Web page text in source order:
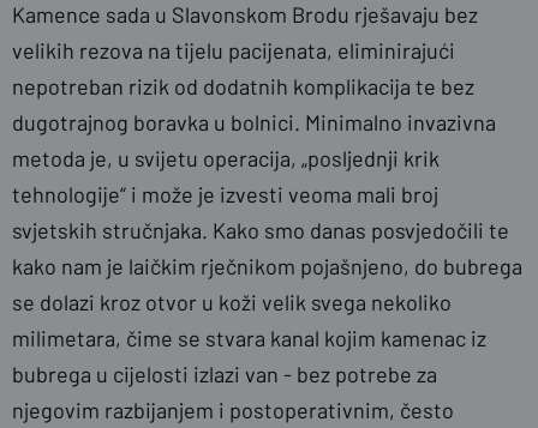
Kamence sada u Slavonskom Brodu rješavaju bez
velikih rezova na tijelu pacijenata, eliminirajući
nepotreban rizik od dodatnih komplikacija te bez
dugotrajnog boravka u bolnici. Minimalno invazivna
metoda je, u svijetu operacija, „posljednji krik
tehnologije“ i može je izvesti veoma mali broj
svjetskih stručnjaka. Kako smo danas posvjedočili te
kako nam je laičkim rječnikom pojašnjeno, do bubrega
se dolazi kroz otvor u koži velik svega nekoliko
milimetara, čime se stvara kanal kojim kamenac iz
bubrega u cijelosti izlazi van - bez potrebe za
njegovim razbijanjem i postoperativnim, često